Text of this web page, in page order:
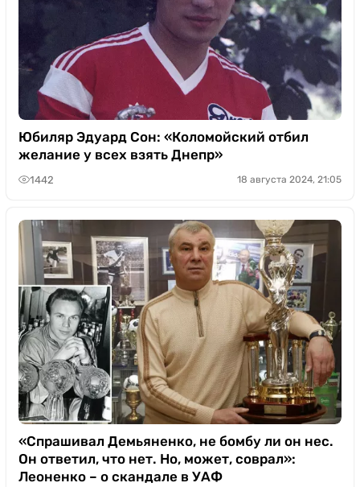
Юбиляр Эдуард Сон: «Коломойский отбил
желание у всех взять Днепр»
1442 18 августа 2024, 21:05
«Спрашивал Демьяненко, не бомбу ли он нес.
Он ответил, что нет. Но, может, соврал»:
Леоненко – о скандале в УАФ